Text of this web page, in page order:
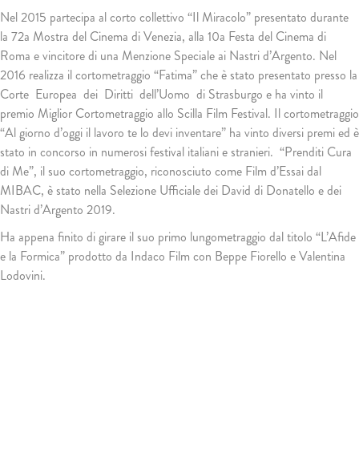
Nel 2015 partecipa al corto collettivo “Il Miracolo” presentato durante
la 72a Mostra del Cinema di Venezia, alla 10a Festa del Cinema di
Roma e vincitore di una Menzione Speciale ai Nastri d’Argento. Nel
2016 realizza il cortometraggio “Fatima” che è stato presentato presso la
Corte Europea dei Diritti dell’Uomo di Strasburgo e ha vinto il
premio Miglior Cortometraggio allo Scilla Film Festival. Il cortometraggio
“Al giorno d’oggi il lavoro te lo devi inventare” ha vinto diversi premi ed è
stato in concorso in numerosi festival italiani e stranieri. “Prenditi Cura
di Me”, il suo cortometraggio, riconosciuto come Film d’Essai dal
MIBAC, è stato nella Selezione Ufficiale dei David di Donatello e dei
Nastri d’Argento 2019.
Ha appena finito di girare il suo primo lungometraggio dal titolo “L’Afide
e la Formica” prodotto da Indaco Film con Beppe Fiorello e Valentina
Lodovini.